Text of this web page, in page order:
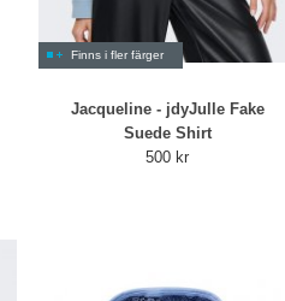
Finns i fler färger
Jacqueline - jdyJulle Fake
Suede Shirt
500 kr